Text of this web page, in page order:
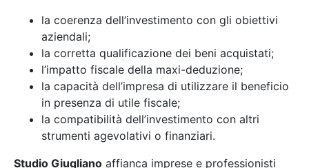
la coerenza dell’investimento con gli obiettivi
aziendali;
la corretta qualificazione dei beni acquistati;
l’impatto fiscale della maxi-deduzione;
la capacità dell’impresa di utilizzare il beneficio
in presenza di utile fiscale;
la compatibilità dell’investimento con altri
strumenti agevolativi o finanziari.
Studio Giugliano affianca imprese e professionisti